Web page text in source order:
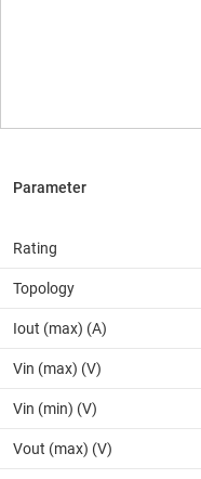
Rating
Topology
Iout (max) (A)
Vin (max) (V)
Vin (min) (V)
Vout (max) (V)